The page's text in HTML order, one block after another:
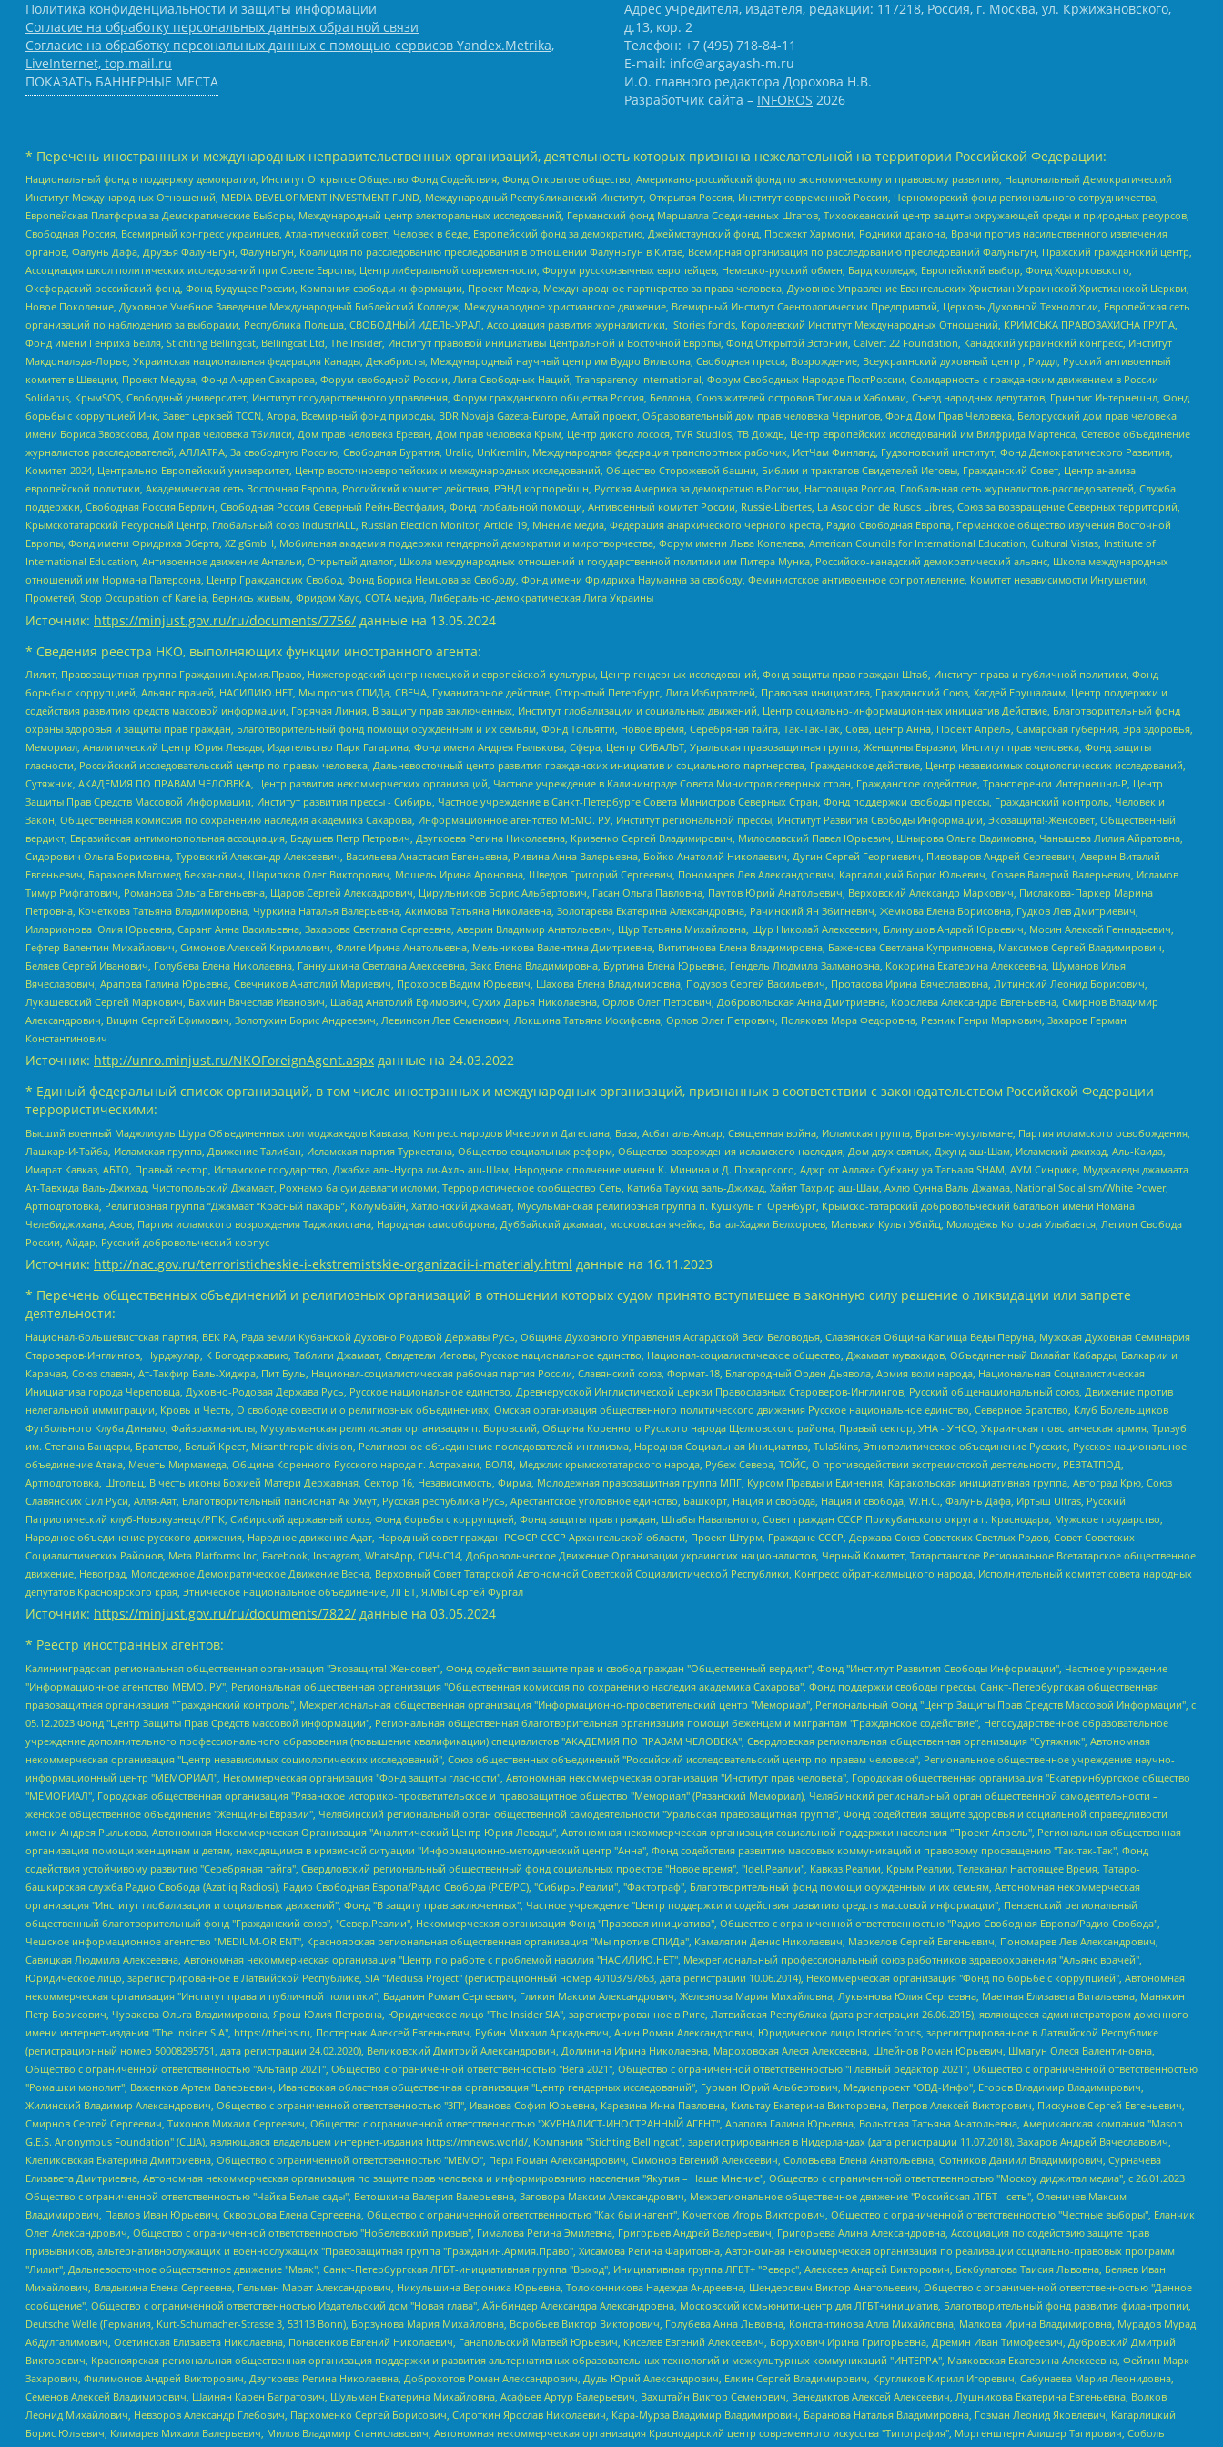
Политика конфиденциальности и защиты информации
Согласие на обработку персональных данных обратной связи
Согласие на обработку персональных данных с помощью сервисов Yandex.Metrika,
LiveInternet, top.mail.ru
ПОКАЗАТЬ БАННЕРНЫЕ МЕСТА
Адрес учредителя, издателя, редакции: 117218, Россия, г. Москва, ул. Кржижановского,
д.13, кор. 2
Телефон: +7 (495) 718-84-11
E-mail: info@argayash-m.ru
И.О. главного редактора Дорохова Н.В.
Разработчик сайта – INFOROS 2026
* Перечень иностранных и международных неправительственных организаций, деятельность которых признана нежелательной на территории Российской Федерации:
Национальный фонд в поддержку демократии, Институт Открытое Общество Фонд Содействия, Фонд Открытое общество, Американо-российский фонд по экономическому и правовому развитию, Национальный Демократический
Институт Международных Отношений, MEDIA DEVELOPMENT INVESTMENT FUND, Международный Республиканский Институт, Открытая Россия, Институт современной России, Черноморский фонд регионального сотрудничества,
Европейская Платформа за Демократические Выборы, Международный центр электоральных исследований, Германский фонд Маршалла Соединенных Штатов, Тихоокеанский центр защиты окружающей среды и природных ресурсов,
Свободная Россия, Всемирный конгресс украинцев, Атлантический совет, Человек в беде, Европейский фонд за демократию, Джеймстаунский фонд, Прожект Хармони, Родники дракона, Врачи против насильственного извлечения
органов, Фалунь Дафа, Друзья Фалуньгун, Фалуньгун, Коалиция по расследованию преследования в отношении Фалуньгун в Китае, Всемирная организация по расследованию преследований Фалуньгун, Пражский гражданский центр,
Ассоциация школ политических исследований при Совете Европы, Центр либеральной современности, Форум русскоязычных европейцев, Немецко-русский обмен, Бард колледж, Европейский выбор, Фонд Ходорковского,
Оксфордский российский фонд, Фонд Будущее России, Компания свободы информации, Проект Медиа, Международное партнерство за права человека, Духовное Управление Евангельских Христиан Украинской Христианской Церкви,
Новое Поколение, Духовное Учебное Заведение Международный Библейский Колледж, Международное христианское движение, Всемирный Институт Саентологических Предприятий, Церковь Духовной Технологии, Европейская сеть
организаций по наблюдению за выборами, Республика Польша, СВОБОДНЫЙ ИДЕЛЬ-УРАЛ, Ассоциация развития журналистики, IStories fonds, Королевский Институт Международных Отношений, КРИМСЬКА ПРАВОЗАХИСНА ГРУПА,
Фонд имени Генриха Бёлля, Stichting Bellingcat, Bellingcat Ltd, The Insider, Институт правовой инициативы Центральной и Восточной Европы, Фонд Открытой Эстонии, Calvert 22 Foundation, Канадский украинский конгресс, Институт
Макдональда-Лорье, Украинская национальная федерация Канады, Декабристы, Международный научный центр им Вудро Вильсона, Свободная пресса, Возрождение, Всеукраинский духовный центр , Риддл, Русский антивоенный
комитет в Швеции, Проект Медуза, Фонд Андрея Сахарова, Форум свободной России, Лига Свободных Наций, Transparеncy International, Форум Свободных Народов ПостРоссии, Солидарность с гражданским движением в России –
Solidarus, КрымSOS, Свободный университет, Институт государственного управления, Форум гражданского общества Россия, Беллона, Союз жителей островов Тисима и Хабомаи, Съезд народных депутатов, Гринпис Интернешнл, Фонд
борьбы с коррупцией Инк, Завет церквей TCCN, Агора, Всемирный фонд природы, BDR Novaja Gazeta-Europe, Алтай проект, Образовательный дом прав человека Чернигов, Фонд Дом Прав Человека, Белорусский дом прав человека
имени Бориса Звозскова, Дом прав человека Тбилиси, Дом прав человека Ереван, Дом прав человека Крым, Центр дикого лосося, TVR Studios, ТВ Дождь, Центр европейских исследований им Вилфрида Мартенса, Сетевое объединение
журналистов расследователей, АЛЛАТРА, За свободную Россию, Свободная Бурятия, Uralic, UnKremlin, Международная федерация транспортных рабочих, ИстЧам Финланд, Гудзоновский институт, Фонд Демократического Развития,
Комитет-2024, Центрально-Европейский университет, Центр восточноевропейских и международных исследований, Общество Сторожевой башни, Библии и трактатов Свидетелей Иеговы, Гражданский Совет, Центр анализа
европейской политики, Академическая сеть Восточная Европа, Российский комитет действия, РЭНД корпорейшн, Русская Америка за демократию в России, Настоящая Россия, Глобальная сеть журналистов-расследователей, Служба
поддержки, Свободная Россия Берлин, Свободная Россия Северный Рейн-Вестфалия, Фонд глобальной помощи, Антивоенный комитет России, Russie-Libertes, La Asocicion de Rusos Libres, Союз за возвращение Северных территорий,
Крымскотатарский Ресурсный Центр, Глобальный союз IndustriALL, Russian Election Monitor, Article 19, Мнение медиа, Федерация анархического черного креста, Радио Свободная Европа, Германское общество изучения Восточной
Европы, Фонд имени Фридриха Эберта, XZ gGmbH, Мобильная академия поддержки гендерной демократии и миротворчества, Форум имени Льва Копелева, American Councils for International Education, Cultural Vistas, Institute of
International Education, Антивоенное движение Антальи, Открытый диалог, Школа международных отношений и государственной политики им Питера Мунка, Российско-канадский демократический альянс, Школа международных
отношений им Нормана Патерсона, Центр Гражданских Свобод, Фонд Бориса Немцова за Свободу, Фонд имени Фридриха Науманна за свободу, Феминистское антивоенное сопротивление, Комитет независимости Ингушетии,
Прометей, Stop Occupation of Karelia, Вернись живым, Фридом Хаус, СОТА медиа, Либерально-демократическая Лига Украины
Источник: https://minjust.gov.ru/ru/documents/7756/ данные на 13.05.2024
* Сведения реестра НКО, выполняющих функции иностранного агента:
Лилит, Правозащитная группа Гражданин.Армия.Право, Нижегородский центр немецкой и европейской культуры, Центр гендерных исследований, Фонд защиты прав граждан Штаб, Институт права и публичной политики, Фонд
борьбы с коррупцией, Альянс врачей, НАСИЛИЮ.НЕТ, Мы против СПИДа, СВЕЧА, Гуманитарное действие, Открытый Петербург, Лига Избирателей, Правовая инициатива, Гражданский Союз, Хасдей Ерушалаим, Центр поддержки и
содействия развитию средств массовой информации, Горячая Линия, В защиту прав заключенных, Институт глобализации и социальных движений, Центр социально-информационных инициатив Действие, Благотворительный фонд
охраны здоровья и защиты прав граждан, Благотворительный фонд помощи осужденным и их семьям, Фонд Тольятти, Новое время, Серебряная тайга, Так-Так-Так, Сова, центр Анна, Проект Апрель, Самарская губерния, Эра здоровья,
Мемориал, Аналитический Центр Юрия Левады, Издательство Парк Гагарина, Фонд имени Андрея Рылькова, Сфера, Центр СИБАЛЬТ, Уральская правозащитная группа, Женщины Евразии, Институт прав человека, Фонд защиты
гласности, Российский исследовательский центр по правам человека, Дальневосточный центр развития гражданских инициатив и социального партнерства, Гражданское действие, Центр независимых социологических исследований,
Сутяжник, АКАДЕМИЯ ПО ПРАВАМ ЧЕЛОВЕКА, Центр развития некоммерческих организаций, Частное учреждение в Калининграде Совета Министров северных стран, Гражданское содействие, Трансперенси Интернешнл-Р, Центр
Защиты Прав Средств Массовой Информации, Институт развития прессы - Сибирь, Частное учреждение в Санкт-Петербурге Совета Министров Северных Стран, Фонд поддержки свободы прессы, Гражданский контроль, Человек и
Закон, Общественная комиссия по сохранению наследия академика Сахарова, Информационное агентство МЕМО. РУ, Институт региональной прессы, Институт Развития Свободы Информации, Экозащита!-Женсовет, Общественный
вердикт, Евразийская антимонопольная ассоциация, Бедушев Петр Петрович, Дзугкоева Регина Николаевна, Кривенко Сергей Владимирович, Милославский Павел Юрьевич, Шнырова Ольга Вадимовна, Чанышева Лилия Айратовна,
Сидорович Ольга Борисовна, Туровский Александр Алексеевич, Васильева Анастасия Евгеньевна, Ривина Анна Валерьевна, Бойко Анатолий Николаевич, Дугин Сергей Георгиевич, Пивоваров Андрей Сергеевич, Аверин Виталий
Евгеньевич, Барахоев Магомед Бекханович, Шарипков Олег Викторович, Мошель Ирина Ароновна, Шведов Григорий Сергеевич, Пономарев Лев Александрович, Каргалицкий Борис Юльевич, Созаев Валерий Валерьевич, Исламов
Тимур Рифгатович, Романова Ольга Евгеньевна, Щаров Сергей Алексадрович, Цирульников Борис Альбертович, Гасан Ольга Павловна, Паутов Юрий Анатольевич, Верховский Александр Маркович, Пислакова-Паркер Марина
Петровна, Кочеткова Татьяна Владимировна, Чуркина Наталья Валерьевна, Акимова Татьяна Николаевна, Золотарева Екатерина Александровна, Рачинский Ян Збигневич, Жемкова Елена Борисовна, Гудков Лев Дмитриевич,
Илларионова Юлия Юрьевна, Саранг Анна Васильевна, Захарова Светлана Сергеевна, Аверин Владимир Анатольевич, Щур Татьяна Михайловна, Щур Николай Алексеевич, Блинушов Андрей Юрьевич, Мосин Алексей Геннадьевич,
Гефтер Валентин Михайлович, Симонов Алексей Кириллович, Флиге Ирина Анатольевна, Мельникова Валентина Дмитриевна, Вититинова Елена Владимировна, Баженова Светлана Куприяновна, Максимов Сергей Владимирович,
Беляев Сергей Иванович, Голубева Елена Николаевна, Ганнушкина Светлана Алексеевна, Закс Елена Владимировна, Буртина Елена Юрьевна, Гендель Людмила Залмановна, Кокорина Екатерина Алексеевна, Шуманов Илья
Вячеславович, Арапова Галина Юрьевна, Свечников Анатолий Мариевич, Прохоров Вадим Юрьевич, Шахова Елена Владимировна, Подузов Сергей Васильевич, Протасова Ирина Вячеславовна, Литинский Леонид Борисович,
Лукашевский Сергей Маркович, Бахмин Вячеслав Иванович, Шабад Анатолий Ефимович, Сухих Дарья Николаевна, Орлов Олег Петрович, Добровольская Анна Дмитриевна, Королева Александра Евгеньевна, Смирнов Владимир
Александрович, Вицин Сергей Ефимович, Золотухин Борис Андреевич, Левинсон Лев Семенович, Локшина Татьяна Иосифовна, Орлов Олег Петрович, Полякова Мара Федоровна, Резник Генри Маркович, Захаров Герман
Константинович
Источник: http://unro.minjust.ru/NKOForeignAgent.aspx данные на 24.03.2022
* Единый федеральный список организаций, в том числе иностранных и международных организаций, признанных в соответствии с законодательством Российской Федерации
террористическими:
Высший военный Маджлисуль Шура Объединенных сил моджахедов Кавказа, Конгресс народов Ичкерии и Дагестана, База, Асбат аль-Ансар, Священная война, Исламская группа, Братья-мусульмане, Партия исламского освобождения,
Лашкар-И-Тайба, Исламская группа, Движение Талибан, Исламская партия Туркестана, Общество социальных реформ, Общество возрождения исламского наследия, Дом двух святых, Джунд аш-Шам, Исламский джихад, Аль-Каида,
Имарат Кавказ, АБТО, Правый сектор, Исламское государство, Джабха аль-Нусра ли-Ахль аш-Шам, Народное ополчение имени К. Минина и Д. Пожарского, Аджр от Аллаха Субхану уа Тагьаля SHAM, АУМ Синрике, Муджахеды джамаата
Ат-Тавхида Валь-Джихад, Чистопольский Джамаат, Рохнамо ба суи давлати исломи, Террористическое сообщество Сеть, Катиба Таухид валь-Джихад, Хайят Тахрир аш-Шам, Ахлю Сунна Валь Джамаа, National Socialism/White Power,
Артподготовка, Религиозная группа “Джамаат “Красный пахарь”, Колумбайн, Хатлонский джамаат, Мусульманская религиозная группа п. Кушкуль г. Оренбург, Крымско-татарский добровольческий батальон имени Номана
Челебиджихана, Азов, Партия исламского возрождения Таджикистана, Народная самооборона, Дуббайский джамаат, московская ячейка, Батал-Хаджи Белхороев, Маньяки Культ Убийц, Молодёжь Которая Улыбается, Легион Свобода
России, Айдар, Русский добровольческий корпус
Источник: http://nac.gov.ru/terroristicheskie-i-ekstremistskie-organizacii-i-materialy.html данные на 16.11.2023
* Перечень общественных объединений и религиозных организаций в отношении которых судом принято вступившее в законную силу решение о ликвидации или запрете
деятельности:
Национал-большевистская партия, ВЕК РА, Рада земли Кубанской Духовно Родовой Державы Русь, Община Духовного Управления Асгардской Веси Беловодья, Славянская Община Капища Веды Перуна, Мужская Духовная Семинария
Староверов-Инглингов, Нурджулар, К Богодержавию, Таблиги Джамаат, Свидетели Иеговы, Русское национальное единство, Национал-социалистическое общество, Джамаат мувахидов, Объединенный Вилайат Кабарды, Балкарии и
Карачая, Союз славян, Ат-Такфир Валь-Хиджра, Пит Буль, Национал-социалистическая рабочая партия России, Славянский союз, Формат-18, Благородный Орден Дьявола, Армия воли народа, Национальная Социалистическая
Инициатива города Череповца, Духовно-Родовая Держава Русь, Русское национальное единство, Древнерусской Инглистической церкви Православных Староверов-Инглингов, Русский общенациональный союз, Движение против
нелегальной иммиграции, Кровь и Честь, О свободе совести и о религиозных объединениях, Омская организация общественного политического движения Русское национальное единство, Северное Братство, Клуб Болельщиков
Футбольного Клуба Динамо, Файзрахманисты, Мусульманская религиозная организация п. Боровский, Община Коренного Русского народа Щелковского района, Правый сектор, УНА - УНСО, Украинская повстанческая армия, Тризуб
им. Степана Бандеры, Братство, Белый Крест, Misanthropic division, Религиозное объединение последователей инглиизма, Народная Социальная Инициатива, TulaSkins, Этнополитическое объединение Русские, Русское национальное
объединение Атака, Мечеть Мирмамеда, Община Коренного Русского народа г. Астрахани, ВОЛЯ, Меджлис крымскотатарского народа, Рубеж Севера, ТОЙС, О противодействии экстремистской деятельности, РЕВТАТПОД,
Артподготовка, Штольц, В честь иконы Божией Матери Державная, Сектор 16, Независимость, Фирма, Молодежная правозащитная группа МПГ, Курсом Правды и Единения, Каракольская инициативная группа, Автоград Крю, Союз
Славянских Сил Руси, Алля-Аят, Благотворительный пансионат Ак Умут, Русская республика Русь, Арестантское уголовное единство, Башкорт, Нация и свобода, Нация и свобода, W.H.С., Фалунь Дафа, Иртыш Ultras, Русский
Патриотический клуб-Новокузнецк/РПК, Сибирский державный союз, Фонд борьбы с коррупцией, Фонд защиты прав граждан, Штабы Навального, Совет граждан СССР Прикубанского округа г. Краснодара, Мужское государство,
Народное объединение русского движения, Народное движение Адат, Народный совет граждан РСФСР СССР Архангельской области, Проект Штурм, Граждане СССР, Держава Союз Советских Светлых Родов, Совет Советских
Социалистических Районов, Meta Platforms Inc, Facebook, Instagram, WhatsApp, СИЧ-С14, Добровольческое Движение Организации украинских националистов, Черный Комитет, Татарстанское Региональное Всетатарское общественное
движение, Невоград, Молодежное Демократическое Движение Весна, Верховный Совет Татарской Автономной Советской Социалистической Республики, Конгресс ойрат-калмыцкого народа, Исполнительный комитет совета народных
депутатов Красноярского края, Этническое национальное объединение, ЛГБТ, Я.МЫ Сергей Фургал
Источник: https://minjust.gov.ru/ru/documents/7822/ данные на 03.05.2024
* Реестр иностранных агентов:
Калининградская региональная общественная организация "Экозащита!-Женсовет", Фонд содействия защите прав и свобод граждан "Общественный вердикт", Фонд "Институт Развития Свободы Информации", Частное учреждение "Информационное агентство МЕМО. РУ", Региональная общественная организация "Общественная комиссия по сохранению наследия академика Сахарова", Фонд поддержки свободы прессы, Санкт-Петербургская общественная правозащитная организация "Гражданский контроль", Межрегиональная общественная организация "Информационно-просветительский центр "Мемориал", Региональный Фонд "Центр Защиты Прав Средств Массовой Информации", с 05.12.2023 Фонд "Центр Защиты Прав Средств массовой информации", Региональная общественная благотворительная организация помощи беженцам и мигрантам "Гражданское содействие", Негосударственное образовательное учреждение дополнительного профессионального образования (повышение квалификации) специалистов "АКАДЕМИЯ ПО ПРАВАМ ЧЕЛОВЕКА", Свердловская региональная общественная организация "Сутяжник", Автономная некоммерческая организация "Центр независимых социологических исследований", Союз общественных объединений "Российский исследовательский центр по правам человека", Региональное общественное учреждение научно-информационный центр "МЕМОРИАЛ", Некоммерческая организация "Фонд защиты гласности", Автономная некоммерческая организация "Институт прав человека", Городская общественная организация "Екатеринбургское общество "МЕМОРИАЛ", Городская общественная организация "Рязанское историко-просветительское и правозащитное общество "Мемориал" (Рязанский Мемориал), Челябинский региональный орган общественной самодеятельности – женское общественное объединение "Женщины Евразии", Челябинский региональный орган общественной самодеятельности "Уральская правозащитная группа", Фонд содействия защите здоровья и социальной справедливости имени Андрея Рылькова, Автономная Некоммерческая Организация "Аналитический Центр Юрия Левады", Автономная некоммерческая организация социальной поддержки населения "Проект Апрель", Региональная общественная организация помощи женщинам и детям, находящимся в кризисной ситуации "Информационно-методический центр "Анна", Фонд содействия развитию массовых коммуникаций и правовому просвещению "Так-так-Так", Фонд содействия устойчивому развитию "Серебряная тайга", Свердловский региональный общественный фонд социальных проектов "Новое время", "Idel.Реалии", Кавказ.Реалии, Крым.Реалии, Телеканал Настоящее Время, Татаро-башкирская служба Радио Свобода (Azatliq Radiosi), Радио Свободная Европа/Радио Свобода (PCE/PC), "Сибирь.Реалии", "Фактограф", Благотворительный фонд помощи осужденным и их семьям, Автономная некоммерческая организация "Институт глобализации и социальных движений", Фонд "В защиту прав заключенных", Частное учреждение "Центр поддержки и содействия развитию средств массовой информации", Пензенский региональный общественный благотворительный фонд "Гражданский союз", "Север.Реалии", Некоммерческая организация Фонд "Правовая инициатива", Общество с ограниченной ответственностью "Радио Свободная Европа/Радио Свобода", Чешское информационное агентство "MEDIUM-ORIENT", Красноярская региональная общественная организация "Мы против СПИДа", Камалягин Денис Николаевич, Маркелов Сергей Евгеньевич, Пономарев Лев Александрович, Савицкая Людмила Алексеевна, Автономная некоммерческая организация "Центр по работе с проблемой насилия "НАСИЛИЮ.НЕТ", Межрегиональный профессиональный союз работников здравоохранения "Альянс врачей", Юридическое лицо, зарегистрированное в Латвийской Республике, SIA "Medusa Project" (регистрационный номер 40103797863, дата регистрации 10.06.2014), Некоммерческая организация "Фонд по борьбе с коррупцией", Автономная некоммерческая организация "Институт права и публичной политики", Баданин Роман Сергеевич, Гликин Максим Александрович, Железнова Мария Михайловна, Лукьянова Юлия Сергеевна, Маетная Елизавета Витальевна, Маняхин Петр Борисович, Чуракова Ольга Владимировна, Ярош Юлия Петровна, Юридическое лицо "The Insider SIA", зарегистрированное в Риге, Латвийская Республика (дата регистрации 26.06.2015), являющееся администратором доменного имени интернет-издания "The Insider SIA", https://theins.ru, Постернак Алексей Евгеньевич, Рубин Михаил Аркадьевич, Анин Роман Александрович, Юридическое лицо Istories fonds, зарегистрированное в Латвийской Республике (регистрационный номер 50008295751, дата регистрации 24.02.2020), Великовский Дмитрий Александрович, Долинина Ирина Николаевна, Мароховская Алеся Алексеевна, Шлейнов Роман Юрьевич, Шмагун Олеся Валентиновна, Общество с ограниченной ответственностью "Альтаир 2021", Общество с ограниченной ответственностью "Вега 2021", Общество с ограниченной ответственностью "Главный редактор 2021", Общество с ограниченной ответственностью "Ромашки монолит", Важенков Артем Валерьевич, Ивановская областная общественная организация "Центр гендерных исследований", Гурман Юрий Альбертович, Медиапроект "ОВД-Инфо", Егоров Владимир Владимирович, Жилинский Владимир Александрович, Общество с ограниченной ответственностью "ЗП", Иванова София Юрьевна, Карезина Инна Павловна, Кильтау Екатерина Викторовна, Петров Алексей Викторович, Пискунов Сергей Евгеньевич, Смирнов Сергей Сергеевич, Тихонов Михаил Сергеевич, Общество с ограниченной ответственностью "ЖУРНАЛИСТ-ИНОСТРАННЫЙ АГЕНТ", Арапова Галина Юрьевна, Вольтская Татьяна Анатольевна, Американская компания "Mason G.E.S. Anonymous Foundation" (США), являющаяся владельцем интернет-издания https://mnews.world/, Компания "Stichting Bellingcat", зарегистрированная в Нидерландах (дата регистрации 11.07.2018), Захаров Андрей Вячеславович, Клепиковская Екатерина Дмитриевна, Общество с ограниченной ответственностью "МЕМО", Перл Роман Александрович, Симонов Евгений Алексеевич, Соловьева Елена Анатольевна, Сотников Даниил Владимирович, Сурначева Елизавета Дмитриевна, Автономная некоммерческая организация по защите прав человека и информированию населения "Якутия – Наше Мнение", Общество с ограниченной ответственностью "Москоу диджитал медиа", с 26.01.2023 Общество с ограниченной ответственностью "Чайка Белые сады", Ветошкина Валерия Валерьевна, Заговора Максим Александрович, Межрегиональное общественное движение "Российская ЛГБТ - сеть", Оленичев Максим Владимирович, Павлов Иван Юрьевич, Скворцова Елена Сергеевна, Общество с ограниченной ответственностью "Как бы инагент", Кочетков Игорь Викторович, Общество с ограниченной ответственностью "Честные выборы", Еланчик Олег Александрович, Общество с ограниченной ответственностью "Нобелевский призыв", Гималова Регина Эмилевна, Григорьев Андрей Валерьевич, Григорьева Алина Александровна, Ассоциация по содействию защите прав призывников, альтернативнослужащих и военнослужащих "Правозащитная группа "Гражданин.Армия.Право", Хисамова Регина Фаритовна, Автономная некоммерческая организация по реализации социально-правовых программ "Лилит", Дальневосточное общественное движение "Маяк", Санкт-Петербургская ЛГБТ-инициативная группа "Выход", Инициативная группа ЛГБТ+ "Реверс", Алексеев Андрей Викторович, Бекбулатова Таисия Львовна, Беляев Иван Михайлович, Владыкина Елена Сергеевна, Гельман Марат Александрович, Никульшина Вероника Юрьевна, Толоконникова Надежда Андреевна, Шендерович Виктор Анатольевич, Общество с ограниченной ответственностью "Данное сообщение", Общество с ограниченной ответственностью Издательский дом "Новая глава", Айнбиндер Александра Александровна, Московский комьюнити-центр для ЛГБТ+инициатив, Благотворительный фонд развития филантропии, Deutsche Welle (Германия, Kurt-Schumacher-Strasse 3, 53113 Bonn), Борзунова Мария Михайловна, Воробьев Виктор Викторович, Голубева Анна Львовна, Константинова Алла Михайловна, Малкова Ирина Владимировна, Мурадов Мурад Абдулгалимович, Осетинская Елизавета Николаевна, Понасенков Евгений Николаевич, Ганапольский Матвей Юрьевич, Киселев Евгений Алексеевич, Борухович Ирина Григорьевна, Дремин Иван Тимофеевич, Дубровский Дмитрий Викторович, Красноярская региональная общественная организация поддержки и развития альтернативных образовательных технологий и межкультурных коммуникаций "ИНТЕРРА", Маяковская Екатерина Алексеевна, Фейгин Марк Захарович, Филимонов Андрей Викторович, Дзугкоева Регина Николаевна, Доброхотов Роман Александрович, Дудь Юрий Александрович, Елкин Сергей Владимирович, Кругликов Кирилл Игоревич, Сабунаева Мария Леонидовна, Семенов Алексей Владимирович, Шаинян Карен Багратович, Шульман Екатерина Михайловна, Асафьев Артур Валерьевич, Вахштайн Виктор Семенович, Венедиктов Алексей Алексеевич, Лушникова Екатерина Евгеньевна, Волков Леонид Михайлович, Невзоров Александр Глебович, Пархоменко Сергей Борисович, Сироткин Ярослав Николаевич, Кара-Мурза Владимир Владимирович, Баранова Наталья Владимировна, Гозман Леонид Яковлевич, Кагарлицкий Борис Юльевич, Климарев Михаил Валерьевич, Милов Владимир Станиславович, Автономная некоммерческая организация Краснодарский центр современного искусства "Типография", Моргенштерн Алишер Тагирович, Соболь Любовь Эдуардовна, Общество с ограниченной ответственностью "ЛИЗА НОРМ", Каспаров Гарри Кимович, Ходорковский Михаил Борисович, Общество с ограниченной ответственностью "Апрельские тезисы", Данилович Ирина Брониславовна, Кашин Олег Владимирович, Петров Николай Владимирович, Пивоваров Алексей Владимирович, Соколов Михаил Владимирович, Цветкова Юлия Владимировна, Чичваркин Евгений Александрович, Комитет против пыток/Команда против пыток, Общество с ограниченной ответственностью "Первый научный", Общество с ограниченной ответственностью "Вертолет и ко", Белоцерковская Вероника Борисовна, Кац Максим Евгеньевич, Лазарева Татьяна Юрьевна, Шаведдинов Руслан Табризович, Яшин Илья Валерьевич, Общество с ограниченной ответственностью "Иноагент ААВ", Алешковский Дмитрий Петрович, Альбац Евгения Марковна, Быков Дмитрий Львович, Галямина Юлия Евгеньевна, Лойко Сергей Леонидович, Мартынов Кирилл Константинович, Медведев Сергей Александрович, Крашенинников Федор Геннадиевич, Гордеева Катерина Вл